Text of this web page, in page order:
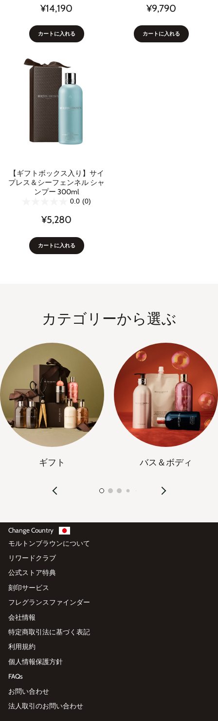
¥14,190
カートに入れる
¥9,790
カートに入れる
【ギフトボックス入り】サイ
プレス＆シーフェンネル シャ
ンプー 300ml
0.0 (0)
¥5,280
カートに入れる
カテゴリーから選ぶ
ギフト バス＆ボディ
Change Country
モルトンブラウンについて
リワードクラブ
公式ストア特典
刻印サービス
フレグランスファインダー
会社情報
特定商取引法に基づく表記
利用規約
個人情報保護方針
FAQs
お問い合わせ
法人取引のお問い合わせ